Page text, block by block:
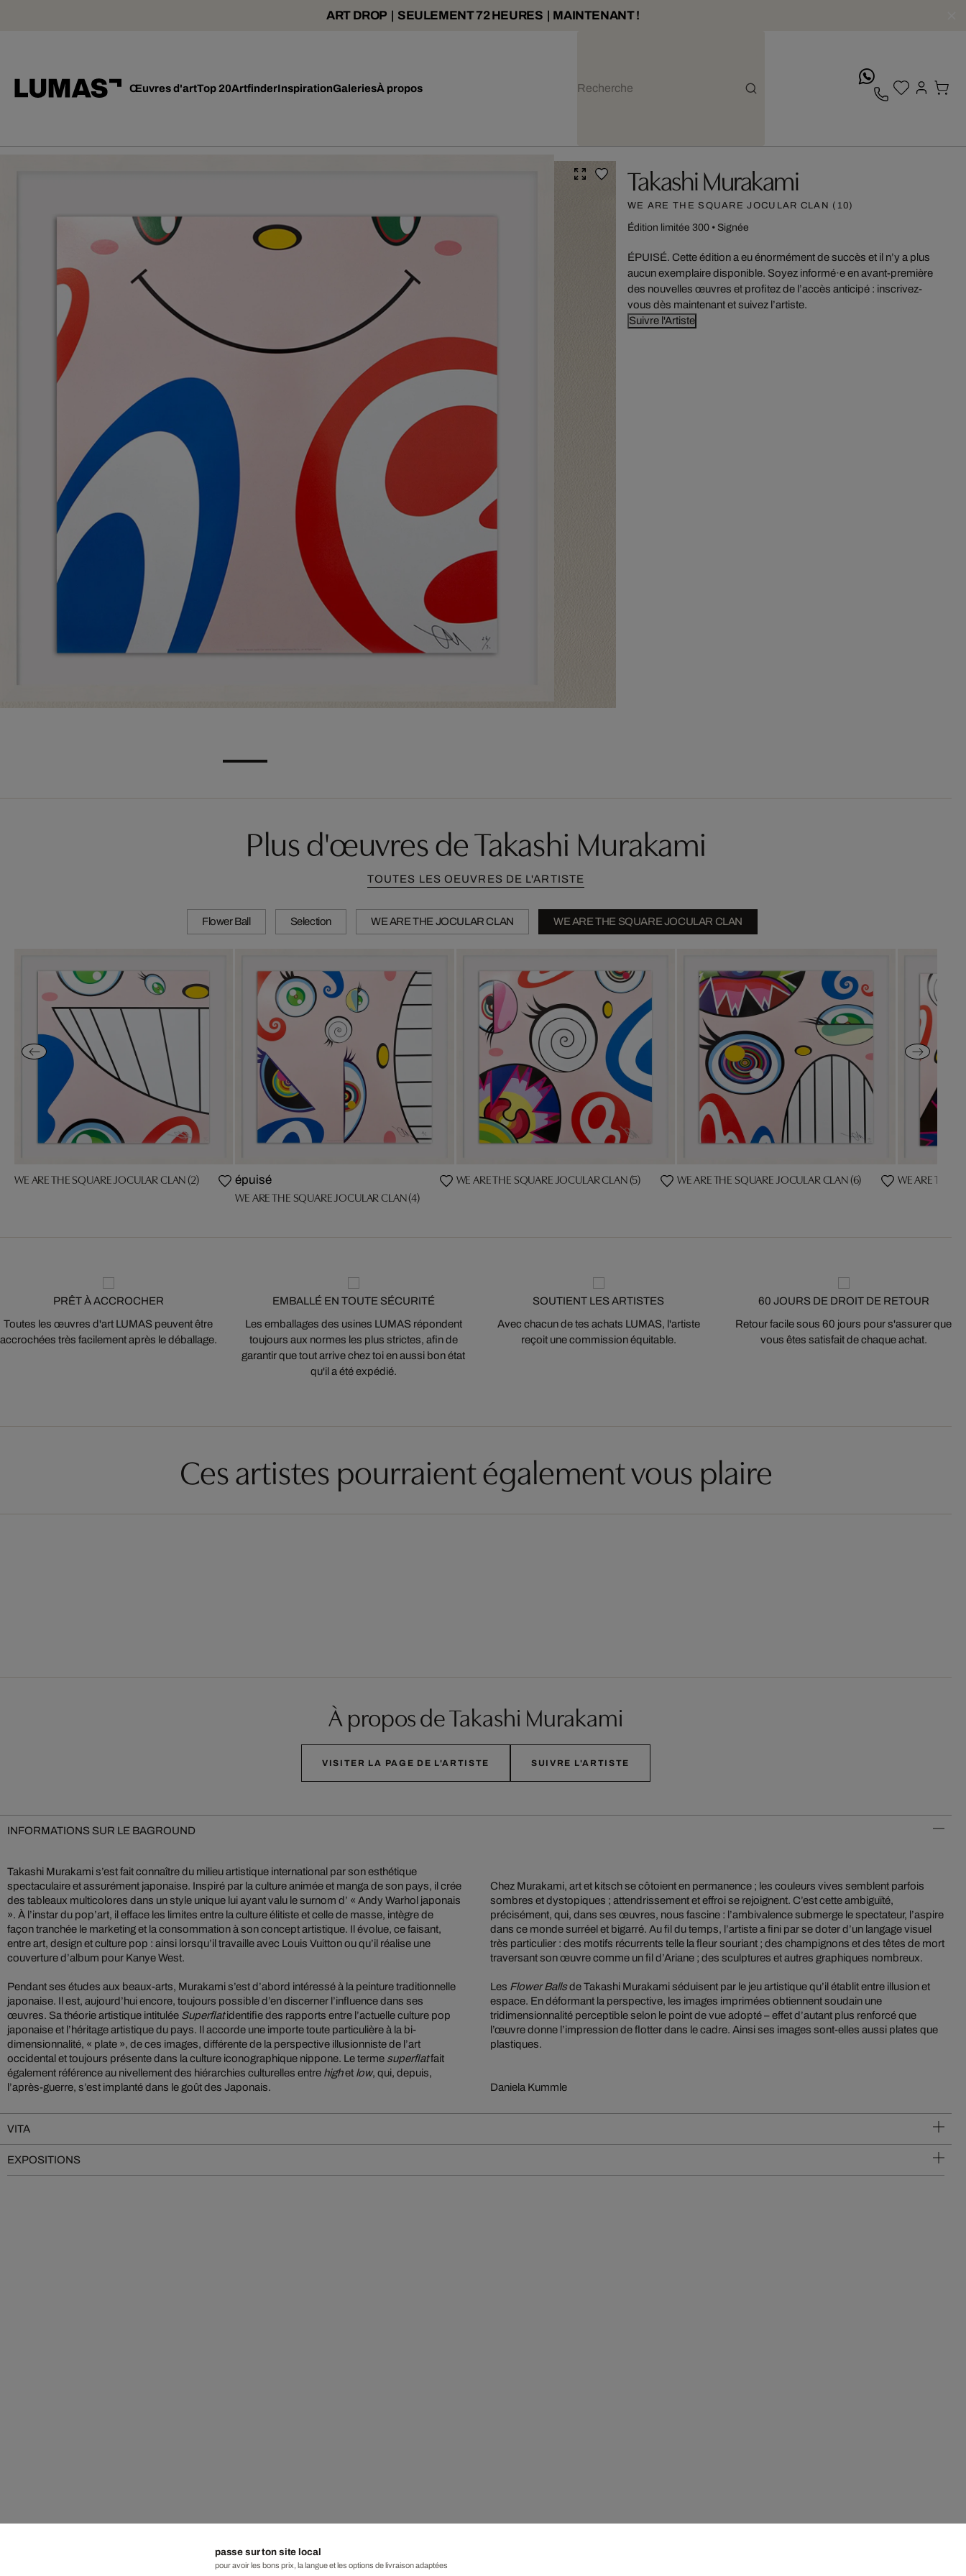
ART DROP | SEULEMENT 72 HEURES | MAINTENANT !
Œuvres d'artTop 20ArtfinderInspirationGaleriesÀ propos
Takashi Murakami
WE ARE THE SQUARE JOCULAR CLAN (10)
Édition limitée 300• Signée
ÉPUISÉ. Cette édition a eu énormément de succès et il n’y a plus
aucun exemplaire disponible. Soyez informé·e en avant-première
des nouvelles œuvres et profitez de l’accès anticipé : inscrivez-
vous dès maintenant et suivez l’artiste.
Suivre l'Artiste
Plus d'œuvres de Takashi Murakami
TOUTES LES OEUVRES DE L'ARTISTE
Flower Ball Selection WE ARE THE JOCULAR CLAN WE ARE THE SQUARE JOCULAR CLAN
WE ARE THE SQUARE JOCULAR CLAN (2) épuisé
WE ARE THE SQUARE JOCULAR CLAN (4)
WE ARE THE SQUARE JOCULAR CLAN (5) WE ARE THE SQUARE JOCULAR CLAN (6) WE ARE THE
PRÊT À ACCROCHER
Toutes les œuvres d'art LUMAS peuvent être
accrochées très facilement après le déballage.
EMBALLÉ EN TOUTE SÉCURITÉ
Les emballages des usines LUMAS répondent
toujours aux normes les plus strictes, afin de
garantir que tout arrive chez toi en aussi bon état
qu'il a été expédié.
SOUTIENT LES ARTISTES
Avec chacun de tes achats LUMAS, l'artiste
reçoit une commission équitable.
60 JOURS DE DROIT DE RETOUR
Retour facile sous 60 jours pour s'assurer que
vous êtes satisfait de chaque achat.
Ces artistes pourraient également vous plaire
À propos de Takashi Murakami
VISITER LA PAGE DE L'ARTISTE SUIVRE L'ARTISTE
INFORMATIONS SUR LE BAGROUND
Takashi Murakami s’est fait connaître du milieu artistique international par son esthétique
spectaculaire et assurément japonaise. Inspiré par la culture animée et manga de son pays, il crée
des tableaux multicolores dans un style unique lui ayant valu le surnom d’ « Andy Warhol japonais
». À l’instar du pop’art, il efface les limites entre la culture élitiste et celle de masse, intègre de
façon tranchée le marketing et la consommation à son concept artistique. Il évolue, ce faisant,
entre art, design et culture pop : ainsi lorsqu’il travaille avec Louis Vuitton ou qu’il réalise une
couverture d’album pour Kanye West.
Pendant ses études aux beaux-arts, Murakami s’est d’abord intéressé à la peinture traditionnelle
japonaise. Il est, aujourd’hui encore, toujours possible d’en discerner l’influence dans ses
œuvres. Sa théorie artistique intitulée Superflatidentifie des rapports entre l’actuelle culture pop
japonaise et l’héritage artistique du pays. Il accorde une importe toute particulière à la bi-
dimensionnalité, « plate », de ces images, différente de la perspective illusionniste de l’art
occidental et toujours présente dans la culture iconographique nippone. Le terme superflatfait
également référence au nivellement des hiérarchies culturelles entre highet low, qui, depuis,
l’après-guerre, s’est implanté dans le goût des Japonais.
Chez Murakami, art et kitsch se côtoient en permanence ; les couleurs vives semblent parfois
sombres et dystopiques ; attendrissement et effroi se rejoignent. C’est cette ambiguïté,
précisément, qui, dans ses œuvres, nous fascine : l’ambivalence submerge le spectateur, l’aspire
dans ce monde surréel et bigarré. Au fil du temps, l’artiste a fini par se doter d’un langage visuel
très particulier : des motifs récurrents telle la fleur souriant ; des champignons et des têtes de mort
traversant son œuvre comme un fil d’Ariane ; des sculptures et autres graphiques nombreux.
Les Flower Ballsde Takashi Murakami séduisent par le jeu artistique qu’il établit entre illusion et
espace. En déformant la perspective, les images imprimées obtiennent soudain une
tridimensionnalité perceptible selon le point de vue adopté – effet d’autant plus renforcé que
l’œuvre donne l’impression de flotter dans le cadre. Ainsi ses images sont-elles aussi plates que
plastiques.
Daniela Kummle
VITA
EXPOSITIONS
passe sur ton site local
pour avoir les bons prix, la langue et les options de livraison adaptées